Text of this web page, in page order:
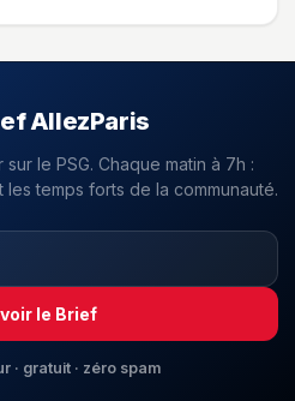
AllezParis
le PSG. Chaque matin à 7h :
temps forts de la communauté.
le Brief
· gratuit · zéro spam